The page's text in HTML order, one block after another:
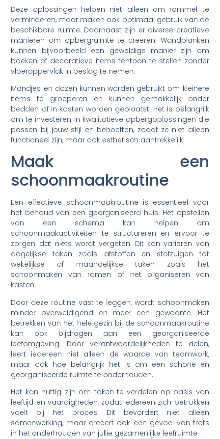
Deze oplossingen helpen niet alleen om rommel te
verminderen, maar maken ook optimaal gebruik van de
beschikbare ruimte. Daarnaast zijn er diverse creatieve
manieren om opbergruimte te creëren. Wandplanken
kunnen bijvoorbeeld een geweldige manier zijn om
boeken of decoratieve items tentoon te stellen zonder
vloeroppervlak in beslag te nemen.
Mandjes en dozen kunnen worden gebruikt om kleinere
items te groeperen en kunnen gemakkelijk onder
bedden of in kasten worden geplaatst. Het is belangrijk
om te investeren in kwalitatieve opbergoplossingen die
passen bij jouw stijl en behoeften, zodat ze niet alleen
functioneel zijn, maar ook esthetisch aantrekkelijk.
Maak een
schoonmaakroutine
Een effectieve schoonmaakroutine is essentieel voor
het behoud van een georganiseerd huis. Het opstellen
van een schema kan helpen om
schoonmaakactiviteiten te structureren en ervoor te
zorgen dat niets wordt vergeten. Dit kan variëren van
dagelijkse taken zoals afstoffen en stofzuigen tot
wekelijkse of maandelijkse taken zoals het
schoonmaken van ramen of het organiseren van
kasten.
Door deze routine vast te leggen, wordt schoonmaken
minder overweldigend en meer een gewoonte. Het
betrekken van het hele gezin bij de schoonmaakroutine
kan ook bijdragen aan een georganiseerde
leefomgeving. Door verantwoordelijkheden te delen,
leert iedereen niet alleen de waarde van teamwork,
maar ook hoe belangrijk het is om een schone en
georganiseerde ruimte te onderhouden.
Het kan nuttig zijn om taken te verdelen op basis van
leeftijd en vaardigheden, zodat iedereen zich betrokken
voelt bij het proces. Dit bevordert niet alleen
samenwerking, maar creëert ook een gevoel van trots
in het onderhouden van jullie gezamenlijke leefruimte.